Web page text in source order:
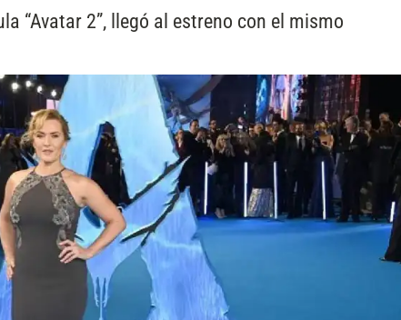
“Avatar 2”, llegó al estreno con el mismo